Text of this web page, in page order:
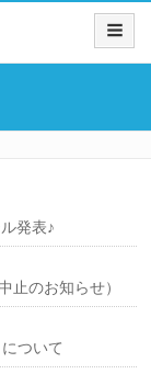
発表♪
のお知らせ）
ついて